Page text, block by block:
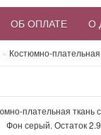
ОБ ОПЛАТЕ О
» Костюмно-